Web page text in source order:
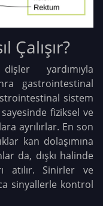
Çalışır?
yardımıyla
gastrointestinal
sistem
fiziksel ve
ayrılırlar. En son
kan dolaşımına
da, dışkı halinde
atılır. Sinirler ve
sinyallerle kontrol